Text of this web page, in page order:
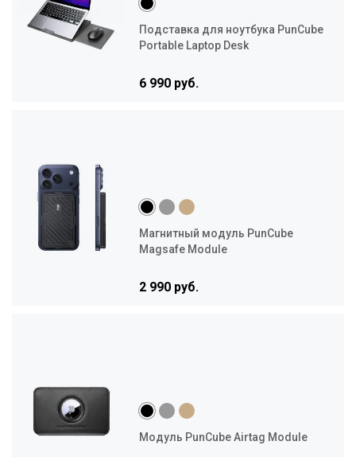
Подставка для ноутбука PunCube
Portable Laptop Desk
6 990 руб.
Магнитный модуль PunCube
Magsafe Module
2 990 руб.
Модуль PunCube Airtag Module